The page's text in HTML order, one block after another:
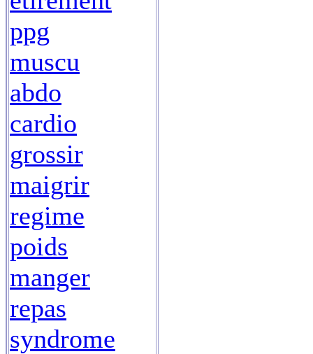
ppg
muscu
abdo
cardio
grossir
maigrir
regime
poids
manger
repas
syndrome